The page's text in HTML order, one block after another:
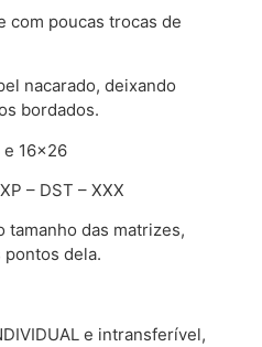
com poucas trocas de
nacarado, deixando
bordados.
e 16×26
– DST – XXX
tamanho das matrizes,
dela.
e intransferível,